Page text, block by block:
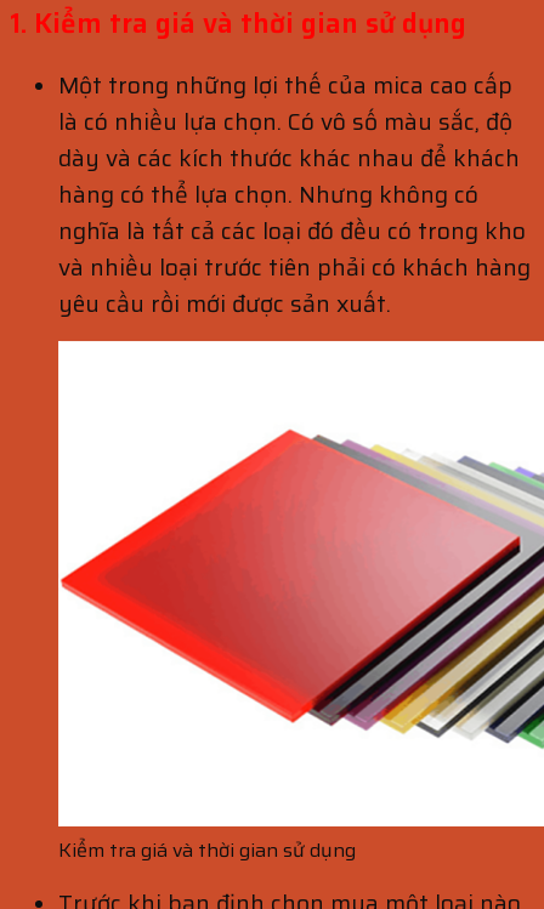
1. Kiểm tra giá và thời gian sử dụng
Một trong những lợi thế của mica cao cấp
là có nhiều lựa chọn. Có vô số màu sắc, độ
dày và các kích thước khác nhau để khách
hàng có thể lựa chọn. Nhưng không có
nghĩa là tất cả các loại đó đều có trong kho
và nhiều loại trước tiên phải có khách hàng
yêu cầu rồi mới được sản xuất.
Kiểm tra giá và thời gian sử dụng